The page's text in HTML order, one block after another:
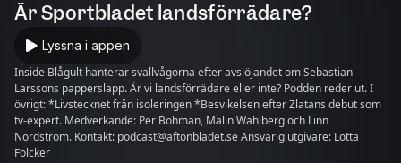
Är Sportbladet landsförrädare?
Lyssna i appen
Inside Blågult hanterar svallvågorna efter avslöjandet om Sebastian
Larssons papperslapp. Är vi landsförrädare eller inte? Podden reder ut. I
övrigt: *Livstecknet från isoleringen *Besvikelsen efter Zlatans debut som
tv-expert. Medverkande: Per Bohman, Malin Wahlberg och Linn
Nordström. Kontakt: podcast@aftonbladet.se Ansvarig utgivare: Lotta
Folcker